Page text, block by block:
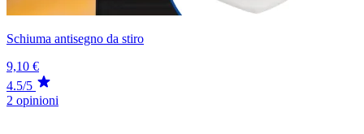
Schiuma antisegno da stiro
9,10 €
4.5/5
2 opinioni